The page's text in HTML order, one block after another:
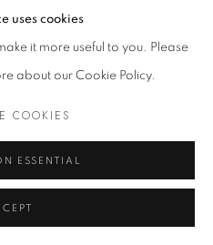
dipinse una serie di ritratti ad olio
uses cookies
it more useful to you. Please
about our Cookie Policy.
COOKIES
ESSENTIAL